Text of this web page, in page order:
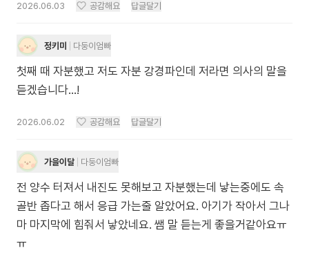
2026.06.03 공감해요 답글달기
정키미 다둥이엄빠
첫째 때 자분했고 저도 자분 강경파인데 저라면 의사의 말을
듣겠습니다...!
2026.06.02 공감해요 답글달기
가을이달 다둥이엄빠
전 양수 터져서 내진도 못해보고 자분했는데 낳는중에도 속
골반 좁다고 해서 응급 가는줄 알았어요. 아기가 작아서 그나
마 마지막에 힘줘서 낳았네요. 쌤 말 듣는게 좋을거같아요ㅠ
ㅠ